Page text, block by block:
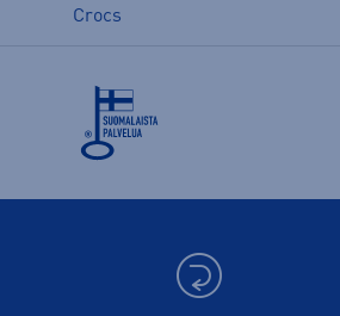
Crocs